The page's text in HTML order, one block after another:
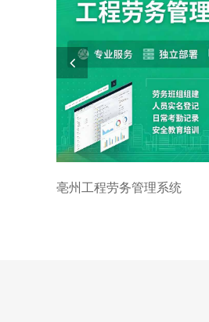
亳州工程劳务管理系统